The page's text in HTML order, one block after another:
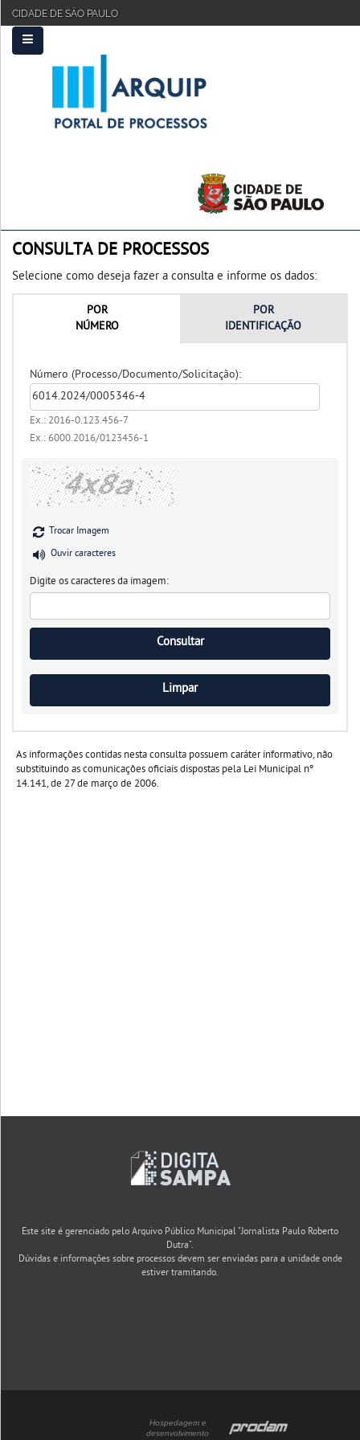
CIDADE DE SÃO PAULO
CONSULTA DE PROCESSOS
Selecione como deseja fazer a consulta e informe os dados:
POR
NÚMERO
POR
IDENTIFICAÇÃO
Número (Processo/Documento/Solicitação):
Ex.: 2016-0.123.456-7
Ex.: 6000.2016/0123456-1
Trocar Imagem
Ouvir caracteres
Digite os caracteres da imagem:
As informações contidas nesta consulta possuem caráter informativo, não
substituindo as comunicações oficiais dispostas pela Lei Municipal nº
14.141, de 27 de março de 2006.
PRINCIPAL
FAQ
Este site é gerenciado pelo Arquivo Público Municipal "Jornalista Paulo Roberto
Dutra".
Dúvidas e informações sobre processos devem ser enviadas para a unidade onde
estiver tramitando.
Hospedagem e
desenvolvimento